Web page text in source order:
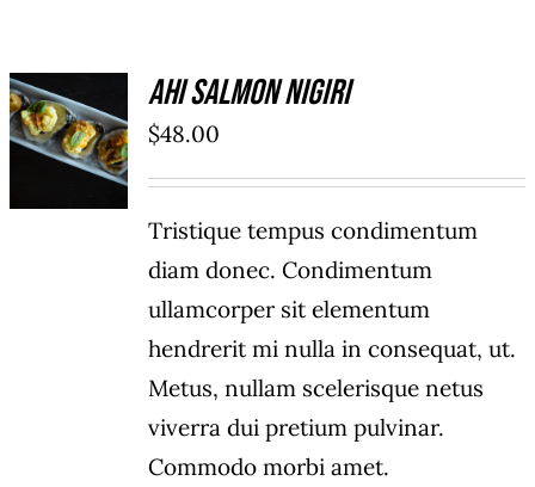
ADD TO
CART
/
DÉTAILS
Ahi Salmon Nigiri
$48.00
Tristique tempus condimentum
diam donec. Condimentum
ullamcorper sit elementum
hendrerit mi nulla in consequat, ut.
Metus, nullam scelerisque netus
viverra dui pretium pulvinar.
Commodo morbi amet.